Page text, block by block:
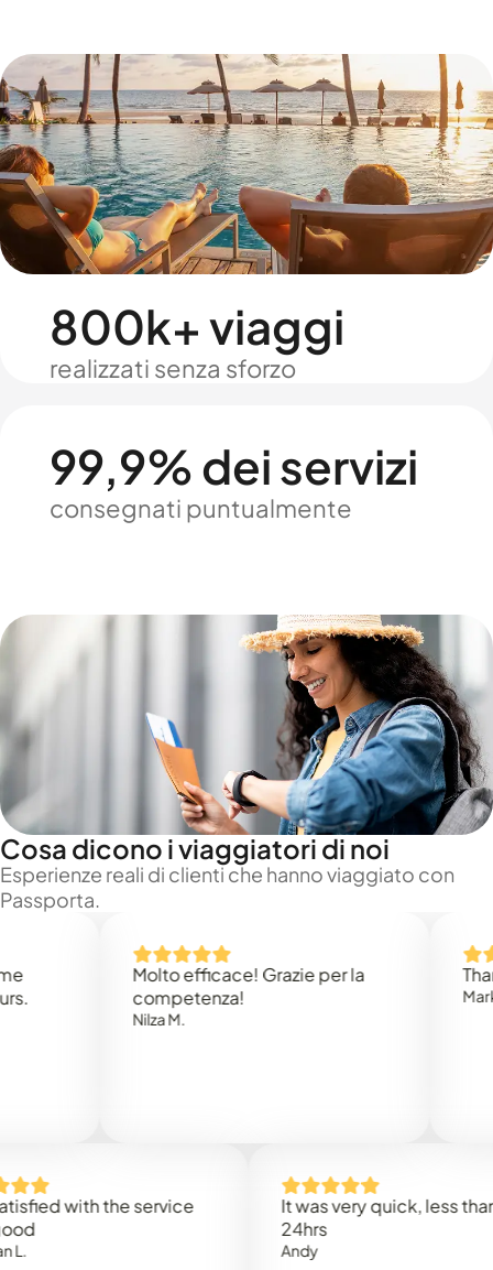
800k+ viaggi
realizzati senza sforzo
99,9% dei servizi
consegnati puntualmente
Cosa dicono i viaggiatori di noi
Esperienze reali di clienti che hanno viaggiato con
Passporta.
Molto efficace! Grazie per la
competenza!
Nilza M.
Thank
Mark N.
with the service
It was very quick, less than
24hrs